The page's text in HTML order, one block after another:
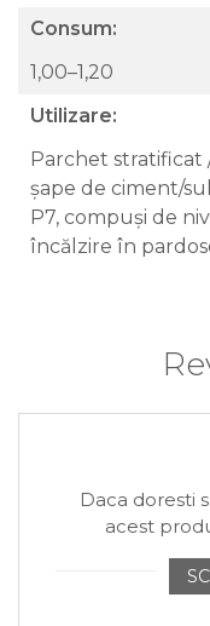
Consum:
1,00–1,20
Utilizare:
Parchet stratificat
șape de ciment/
P7, compuși de
încălzire în
Daca doresti
acest